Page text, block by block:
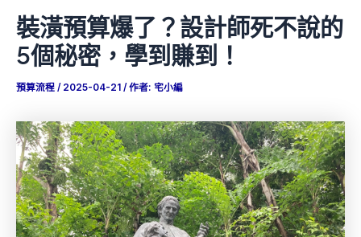
裝潢預算爆了？設計師死不說的
5個秘密，學到賺到！
預算流程 / 2025-04-21 / 作者: 宅小編